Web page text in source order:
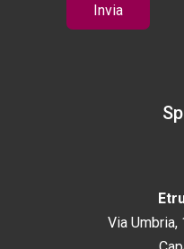
Invia
Via